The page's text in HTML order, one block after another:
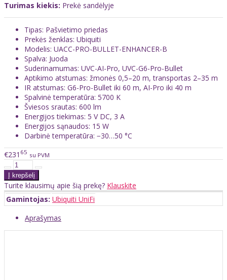
Turimas kiekis: Prekė sandėlyje
Tipas: Pašvietimo priedas
Prekės ženklas: Ubiquiti
Modelis: UACC-PRO-BULLET-ENHANCER-B
Spalva: Juoda
Suderinamumas: UVC-AI-Pro, UVC-G6-Pro-Bullet
Aptikimo atstumas: žmonės 0,5–20 m, transportas 2–35 m
IR atstumas: G6-Pro-Bullet iki 60 m, AI-Pro iki 40 m
Spalvinė temperatūra: 5700 K
Šviesos srautas: 600 lm
Energijos tiekimas: 5 V DC, 3 A
Energijos sąnaudos: 15 W
Darbinė temperatūra: −30…50 °C
€231 65 su PVM
Turite klausimų apie šią prekę? Klauskite
Gamintojas: Ubiquiti UniFi
Aprašymas